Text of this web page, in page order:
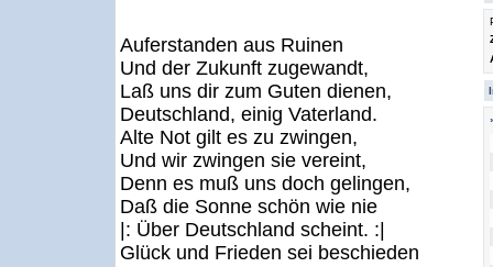
Auferstanden aus Ruinen
Und der Zukunft zugewandt,
Laß uns dir zum Guten dienen,
Deutschland, einig Vaterland.
Alte Not gilt es zu zwingen,
Und wir zwingen sie vereint,
Denn es muß uns doch gelingen,
Daß die Sonne schön wie nie
|: Über Deutschland scheint. :|
Glück und Frieden sei beschieden